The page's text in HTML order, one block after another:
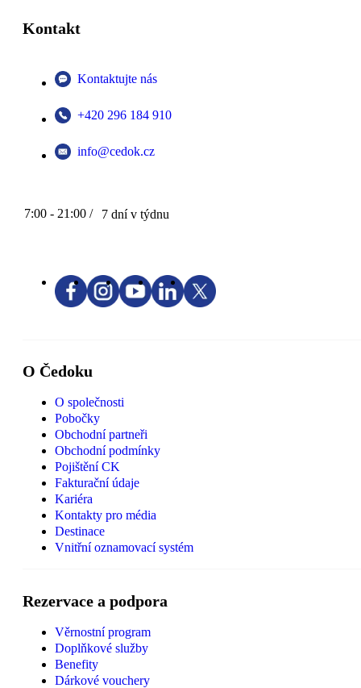
Kontakt
Kontaktujte nás
+420 296 184 910
info@cedok.cz
7:00 - 21:00 / 7 dní v týdnu
O Čedoku
O společnosti
Pobočky
Obchodní partneři
Obchodní podmínky
Pojištění CK
Fakturační údaje
Kariéra
Kontakty pro média
Destinace
Vnitřní oznamovací systém
Rezervace a podpora
Věrnostní program
Doplňkové služby
Benefity
Dárkové vouchery